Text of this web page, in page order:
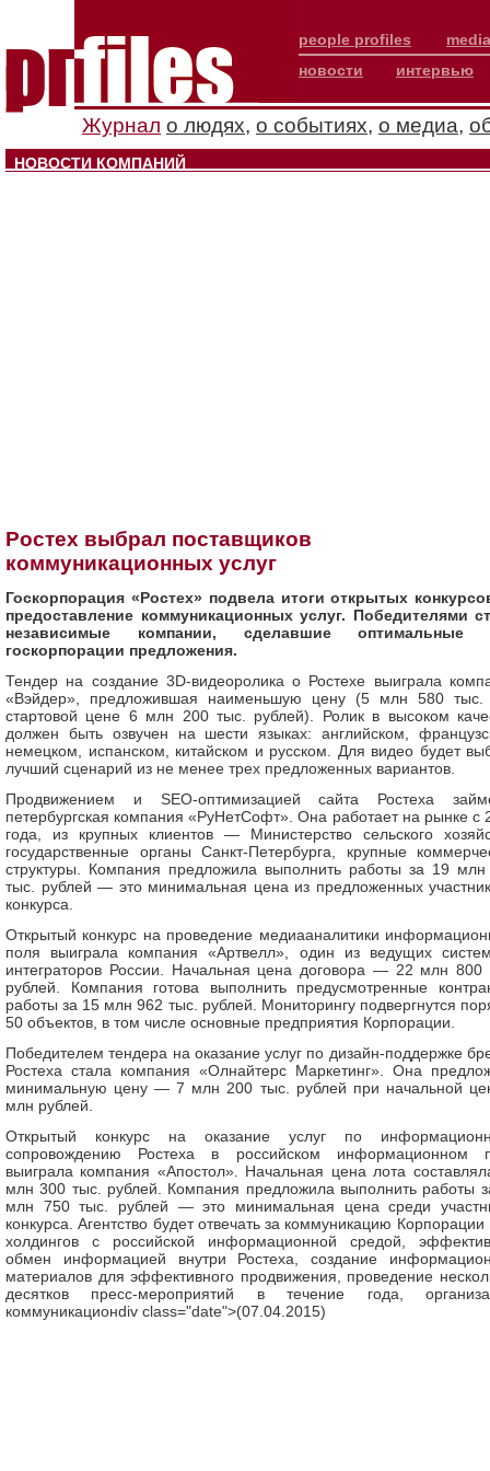
people profiles
новости
интервью
Журнал о людях, о событиях, о медиа,
НОВОСТИ КОМПАНИЙ
Ростех выбрал поставщиков
коммуникационных услуг
Госкорпорация «Ростех» подвела итоги открытых
предоставление коммуникационных услуг. Победителями
независимые компании, сделавшие оптимальные
госкорпорации предложения.
Тендер на создание 3D-видеоролика о Ростехе выиграла
«Вэйдер», предложившая наименьшую цену (5 млн 580 тыс.
стартовой цене 6 млн 200 тыс. рублей). Ролик в высоком
должен быть озвучен на шести языках: английском,
немецком, испанском, китайском и русском. Для видео будет
лучший сценарий из не менее трех предложенных вариантов.
Продвижением и SEO-оптимизацией сайта Ростеха
петербургская компания «РуНетСофт». Она работает на рынке с
года, из крупных клиентов — Министерство сельского
государственные органы Санкт-Петербурга, крупные
структуры. Компания предложила выполнить работы за 19
тыс. рублей — это минимальная цена из предложенных
конкурса.
Открытый конкурс на проведение медиааналитики
поля выиграла компания «Артвелл», один из ведущих
интеграторов России. Начальная цена договора — 22 млн 800
рублей. Компания готова выполнить предусмотренные
работы за 15 млн 962 тыс. рублей. Мониторингу подвергнутся
50 объектов, в том числе основные предприятия Корпорации.
Победителем тендера на оказание услуг по дизайн-поддержке
Ростеха стала компания «Олнайтерс Маркетинг». Она
минимальную цену — 7 млн 200 тыс. рублей при начальной
млн рублей.
Открытый конкурс на оказание услуг по
сопровождению Ростеха в российском информационном
выиграла компания «Апостол». Начальная цена лота
млн 300 тыс. рублей. Компания предложила выполнить работы
млн 750 тыс. рублей — это минимальная цена среди
конкурса. Агентство будет отвечать за коммуникацию Корпорации
холдингов с российской информационной средой,
обмен информацией внутри Ростеха, создание
материалов для эффективного продвижения, проведение
десятков пресс-мероприятий в течение года,
коммуникационdiv class="date">(07.04.2015)